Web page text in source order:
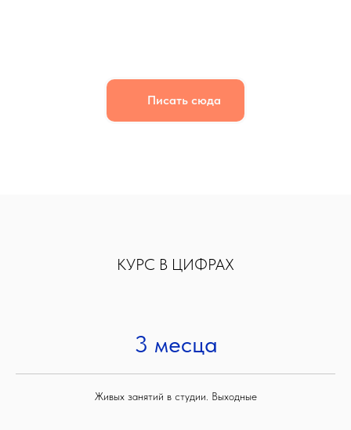
Писать сюда
КУРС В ЦИФРАХ
3 месца
Живых занятий в студии. Выходные